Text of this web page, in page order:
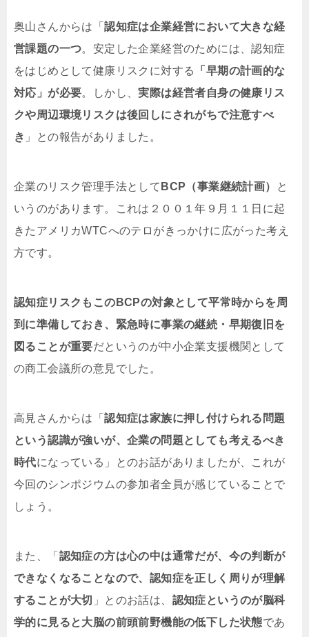
奥山さんからは「認知症は企業経営において大きな経
営課題の一つ。安定した企業経営のためには、認知症
をはじめとして健康リスクに対する
「早期の計画的な
対応」が必要。しかし、実際は経営者自身の健康リス
クや周辺環境リスクは後回しにされがちで注意すべ
き 」との報告がありました。
企業のリスク管理手法として BCP（事業継続計画）
と
いうのがあります。これは２００１年９月１１日に起
きたアメリカWTCへのテロがきっかけに広がった考え
方です。
認知症リスクもこのBCPの対象として平常時からを周
到に準備しておき、緊急時に事業の継続・早期復旧を
図ることが重要だというのが中小企業支援機関として
の商工会議所の意見でした。
高見さんからは「認知症は家族に押し付けられる問題
という認識が強いが、企業の問題としても考えるべき
時代になっている」とのお話がありましたが、これが
今回のシンポジウムの参加者全員が感じていることで
しょう。
また、「 認知症の方は心の中は通常だが、今の判断が
できなくなることなので、認知症を正しく周りが理解
することが大切 」とのお話は、 認知症というのが脳科
学的に見ると大脳の前頭前野機能の低下した状態であ